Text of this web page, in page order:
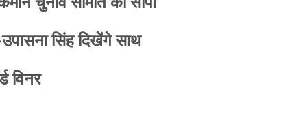
उपासना सिंह दिखेंगे साथ
विनर